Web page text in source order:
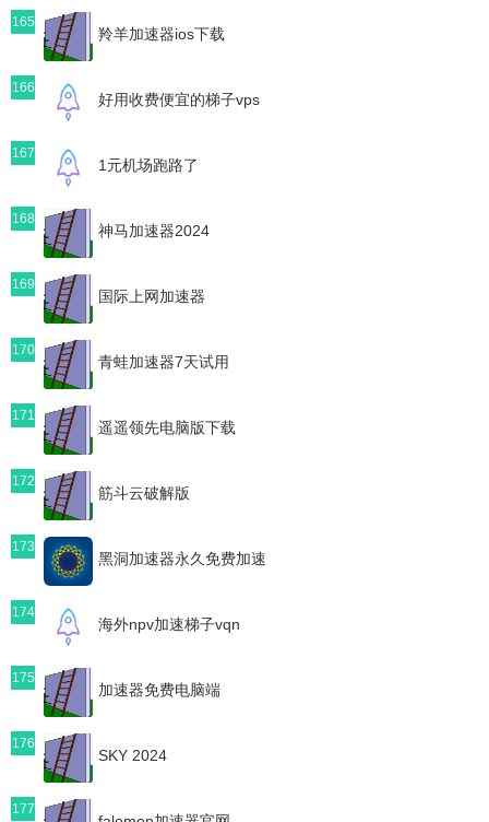
165
羚羊加速器ios下载
166
好用收费便宜的梯子vps
167
1元机场跑路了
168
神马加速器2024
169
国际上网加速器
170
青蛙加速器7天试用
171
遥遥领先电脑版下载
172
筋斗云破解版
173
黑洞加速器永久免费加速
174
海外npv加速梯子vqn
175
加速器免费电脑端
176
SKY 2024
177